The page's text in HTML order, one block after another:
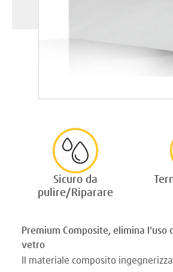
Sicuro da
pulire/Riparare
Premium Composite, elimina l'uso
vetro
Il materiale composito